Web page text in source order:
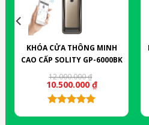
KHÓA CỬA THÔNG MINH
12.000.000₫
Giá
gốc
là:
12.000.000 ₫.
10.500.000 ₫
Giá
hiện
tại
là:
10.500.000 ₫.